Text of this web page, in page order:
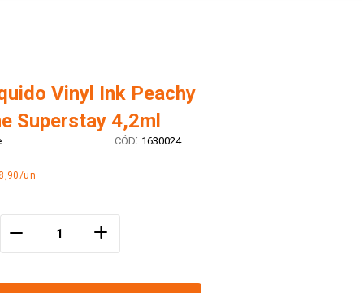
Vinyl Ink Peachy
Superstay 4,2ml
: 1630024
un
＋